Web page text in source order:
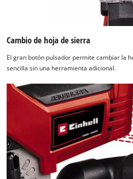
Cambio de hoja de sierra
El gran botón pulsador permite cambiar la
sencilla sin una herramienta adicional.